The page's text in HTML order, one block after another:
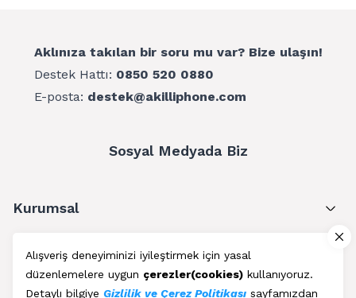
Alışveriş deneyiminizi iyileştirmek için yasal
düzenlemelere uygun çerezler(cookies) kullanıyoruz.
Detaylı bilgiye Gizlilik ve Çerez Politikası sayfamızdan
Aklınıza takılan bir soru mu var? Bize ulaşın!
Destek Hattı: 0850 520 0880
E-posta: destek@akilliphone.com
Sosyal Medyada Biz
Kurumsal
Müşteri Hizmetleri
Üyelik